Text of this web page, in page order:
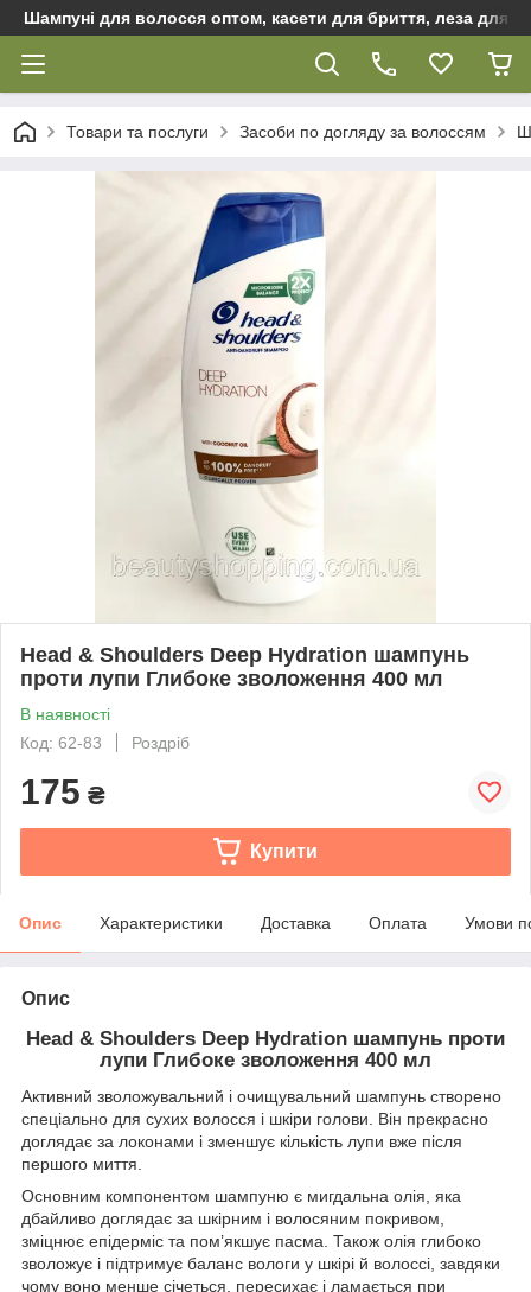
Шампуні для волосся оптом, касети для бриття, леза для
Товари та послуги Засоби по догляду за волоссям
Head & Shoulders Deep Hydration шампунь
проти лупи Глибоке зволоження 400 мл
В наявності
Код: 62-83
Роздріб
175 ₴
Купити
Опис Характеристики Доставка Оплата Умови
Опис
Head & Shoulders Deep Hydration шампунь проти
лупи Глибоке зволоження 400 мл
Активний зволожувальний і очищувальний шампунь створено
спеціально для сухих волосся і шкіри голови. Він прекрасно
доглядає за локонами і зменшує кількість лупи вже після
першого миття.
Основним компонентом шампуню є мигдальна олія, яка
дбайливо доглядає за шкірним і волосяним покривом,
зміцнює епідерміс та пом’якшує пасма. Також олія глибоко
зволожує і підтримує баланс вологи у шкірі й волоссі, завдяки
чому воно менше січеться, пересихає і ламається при